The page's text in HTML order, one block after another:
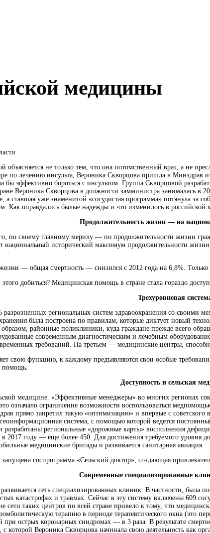
медицины
объясняется не только тем, что она потомственный врач, а не
по лечению инсульта, Вероника Скворцова пришла в
бы эффективно бороться с инсультом. Группа Скворцовой
Вероника Скворцова в должности замминистра занималась в
ставшая уже знаменитой «сосудистая программа» потянула за
Как оправдались былые надежды и что изменилось в
Продолжительность жизни — на
по своему главному мерилу — по продолжительности жизни
национальный исторический максимум продолжительности
— общая смертность — снизился с 2012 года на 6,8%.
добиться? Медицинская помощь в стране стала гораздо
Трехуровневая
региональных систем здравоохранения со своими
была построена по правилам, которые диктует новый
районные поликлиники, куда граждане прежде всего
современным диагностическим и лечебным
требований. На третьем — медицинские центры,
свою функцию, к каждому предъявляются свои особые
помощь.
Доступность и сельская
медицине. «Эффективные менеджеры» во многих регионах
означало ограничение возможности воспользоваться
прямо запретил такую «оптимизацию» и впервые с
система, с помощью которой ведется
региональные «дорожные карты» восполнения
2017 году — еще более 450. Для достижения требуемого уровня
медицинские бригады и развивается санитарная авиация.
госпрограмма «Сельский доктор», создающая
Современные специализированные
сеть специализированных клиник. В частности, была
катастрофах и травмах. Сейчас в эту систему включены 609
сети таких центров по всей стране привело к тому, что
терапию в периоде терапевтического окна (это
острых коронарных синдромах — в 3 раза. В результате
которой Вероника Скворцова начинала свою деятельность как